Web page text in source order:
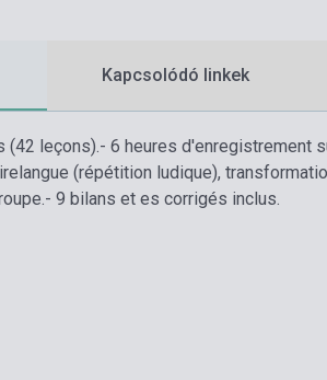
Kapcsolódó linkek
leçons). - 6 heures d'enregistrement
(répétition ludique),
- 9 bilans et es corrigés inclus.